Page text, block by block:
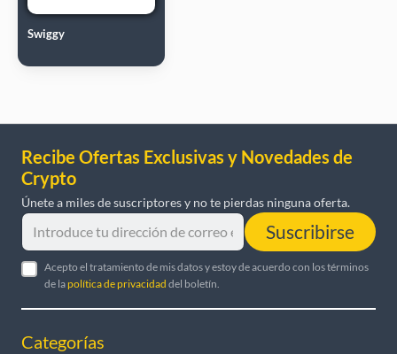
Swiggy
Recibe Ofertas Exclusivas y Novedades de
Crypto
Únete a miles de suscriptores y no te pierdas ninguna oferta.
Suscribirse
Acepto el tratamiento de mis datos y estoy de acuerdo con los términos
de lapolítica de privacidad del boletín.
Categorías